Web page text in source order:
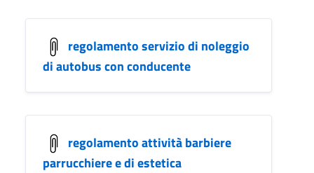
regolamento servizio di noleggio
di autobus con conducente
regolamento attività barbiere
parrucchiere e di estetica